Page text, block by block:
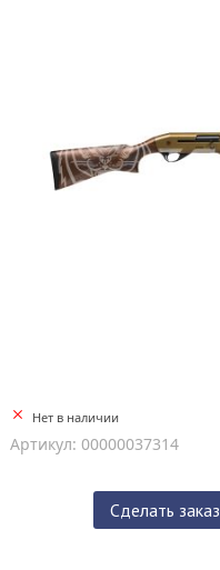
Нет в наличии
Артикул: 00000037314
Сделать заказ